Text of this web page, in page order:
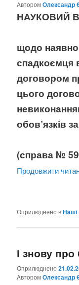
AвторомОлександр
НАУКОВИЙ
щодо
спадкоємця
договором
цього
обов’язків
(справа №
Продовжити
Оприлюднено вНаші
І знову про
Оприлюднено
AвторомОлександр